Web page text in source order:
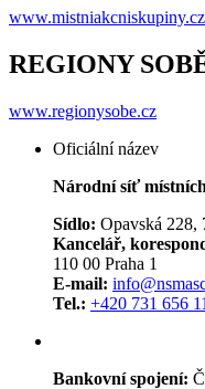
www.mistniakcniskupiny.cz
REGIONY
www.regionysobe.cz
Oficiální název
Národní síť
Sídlo: Opavská 228,
Kancelář,
110 00 Praha 1
E-mail:
Tel.: +420 731 656
Bankovní spojení: